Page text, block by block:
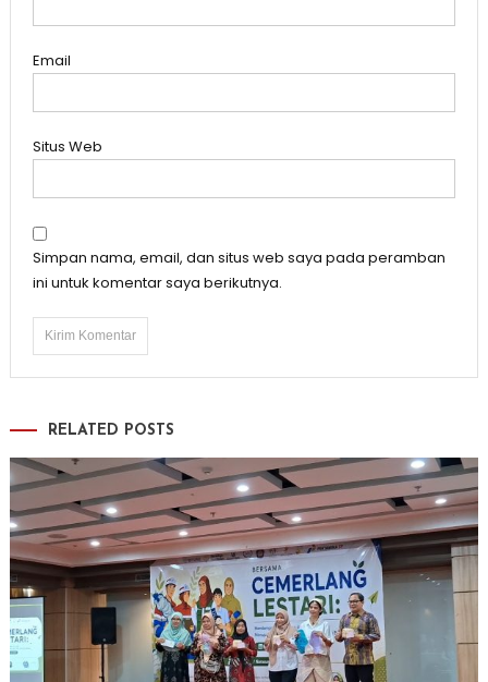
Email
Situs Web
Simpan nama, email, dan situs web saya pada peramban
ini untuk komentar saya berikutnya.
RELATED POSTS